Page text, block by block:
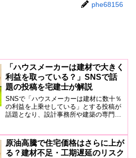
phe68156
「ハウスメーカーは建材で大きく
利益を取っている？」SNSで話
題の投稿を宅建士が解説
SNSで「ハウスメーカーは建材に数十％
の利益を上乗せしている」とする投稿が
話題となり、設計事務所や建築の専門家
まるのか、宅建士が分かりやすく解説し
ます。
原油高騰で住宅価格はさらに上が
る？建材不足・工期遅延のリスク